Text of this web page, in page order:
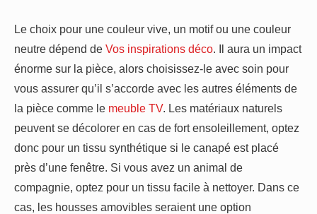
Le choix pour une couleur vive, un motif ou une couleur
neutre dépend de Vos inspirations déco. Il aura un impact
énorme sur la pièce, alors choisissez-le avec soin pour
vous assurer qu’il s’accorde avec les autres éléments de
la pièce comme le meuble TV. Les matériaux naturels
peuvent se décolorer en cas de fort ensoleillement, optez
donc pour un tissu synthétique si le canapé est placé
près d’une fenêtre. Si vous avez un animal de
compagnie, optez pour un tissu facile à nettoyer. Dans ce
cas, les housses amovibles seraient une option